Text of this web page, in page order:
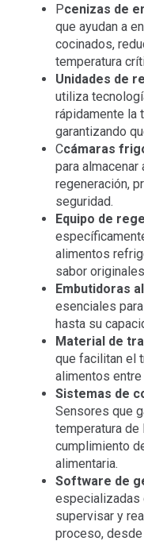
Pcenizas de
que ayudan a
cocinados,
temperatura
Unidades de
utiliza
rápidamente la
garantizando
Ccámaras
para
regeneración,
seguridad.
Equipo de
alimentos
sabor
Embutidoras
esenciales
hasta su
Material de
que facilitan el
alimentos
Sistemas de
Sensores que
temperatura
cumplimiento
alimentaria.
Software de
especializadas
supervisar y
proceso,